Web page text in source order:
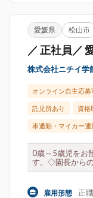
愛媛県 松山市
／ 正社員／
株式会社ニチイ学
オンライン自主応募
託児所あり 資格
車通勤・マイカー通
0歳～5歳児をお
す。◇園長から
雇用形態 正